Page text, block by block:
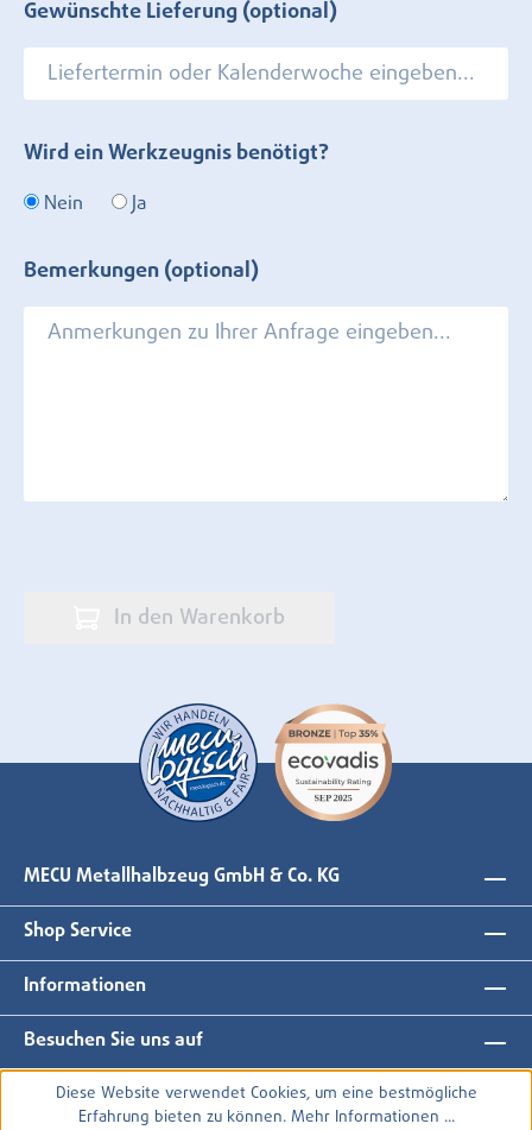
Gewünschte Lieferung (optional)
Wird ein Werkzeugnis benötigt?
Nein Ja
Bemerkungen (optional)
In den Warenkorb
MECU Metallhalbzeug GmbH & Co. KG
Shop Service
Informationen
Besuchen Sie uns auf
Diese Website verwendet Cookies, um eine bestmögliche
Erfahrung bieten zu können. Mehr Informationen ...